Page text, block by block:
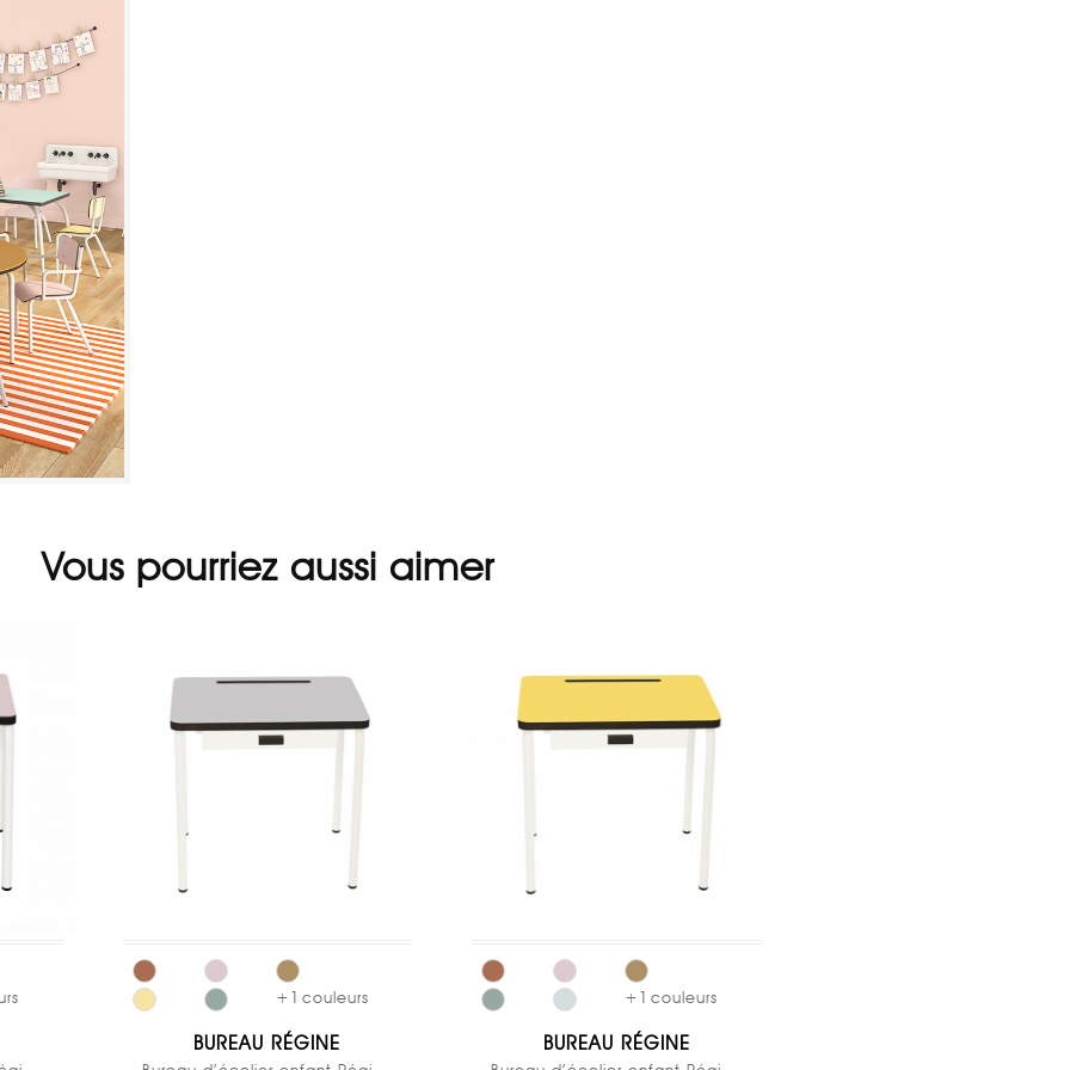
Vous pourriez aussi aimer
+1 couleurs
BUREAU RÉGINE
+1 couleurs
BUREAU RÉGINE